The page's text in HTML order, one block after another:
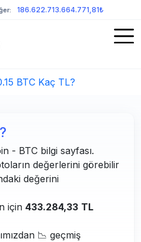
186.622.713.664.771,81₺
BTC Kaç TL?
- BTC bilgi sayfası.
değerlerini görebilir
değerini
için 433.284,33 TL
📉 geçmiş